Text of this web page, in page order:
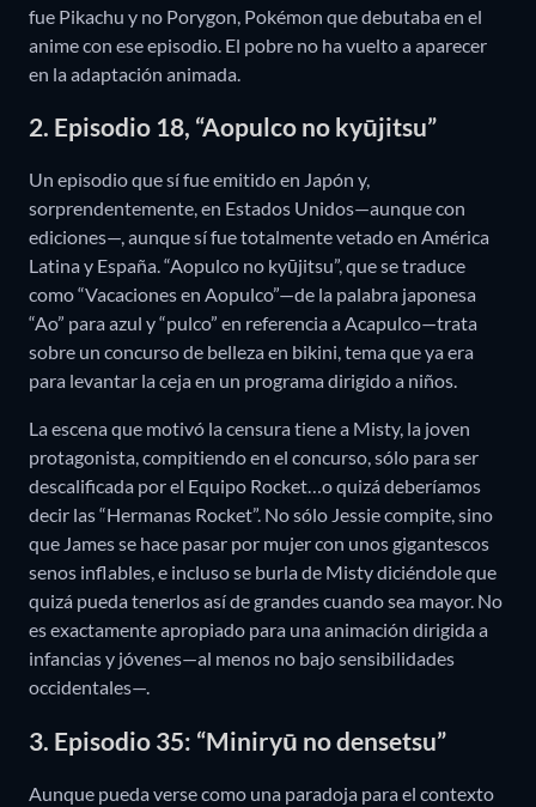
fue Pikachu y no Porygon, Pokémon que debutaba en el
anime con ese episodio. El pobre no ha vuelto a aparecer
en la adaptación animada.
2. Episodio 18, “Aopulco no kyūjitsu”
Un episodio que sí fue emitido en Japón y,
sorprendentemente, en Estados Unidos—aunque con
ediciones—, aunque sí fue totalmente vetado en América
Latina y España. “Aopulco no kyūjitsu”, que se traduce
como “Vacaciones en Aopulco”—de la palabra japonesa
“Ao” para azul y “pulco” en referencia a Acapulco—trata
sobre un concurso de belleza en bikini, tema que ya era
para levantar la ceja en un programa dirigido a niños.
La escena que motivó la censura tiene a Misty, la joven
protagonista, compitiendo en el concurso, sólo para ser
descalificada por el Equipo Rocket…o quizá deberíamos
decir las “Hermanas Rocket”. No sólo Jessie compite, sino
que James se hace pasar por mujer con unos gigantescos
senos inflables, e incluso se burla de Misty diciéndole que
quizá pueda tenerlos así de grandes cuando sea mayor. No
es exactamente apropiado para una animación dirigida a
infancias y jóvenes—al menos no bajo sensibilidades
occidentales—.
3. Episodio 35: “Miniryū no densetsu”
Aunque pueda verse como una paradoja para el contexto